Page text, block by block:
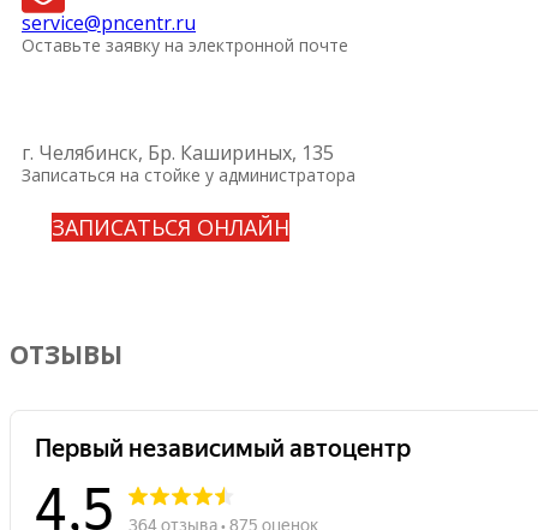
service@pncentr.ru
Оставьте заявку на электронной почте
г. Челябинск, Бр. Кашириных, 135
Записаться на стойке у администратора
ЗАПИСАТЬСЯ ОНЛАЙН
ОТЗЫВЫ